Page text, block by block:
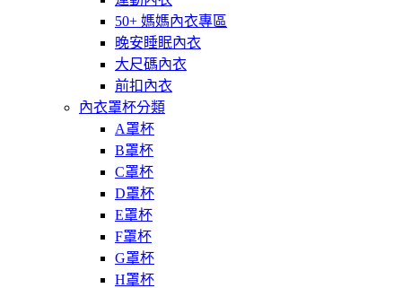
50+ 媽媽內衣專區
晚安睡眠內衣
大尺碼內衣
前扣內衣
內衣罩杯分類
A罩杯
B罩杯
C罩杯
D罩杯
E罩杯
F罩杯
G罩杯
H罩杯